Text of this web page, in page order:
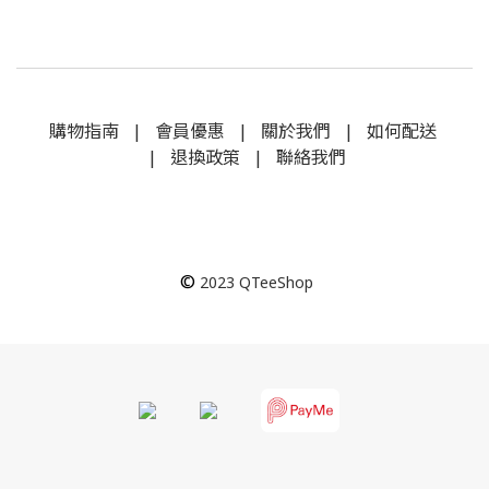
購物指南| 會員優惠 | 關於我們 | 如何配送
| 退換政策 | 聯絡我們
© 2023 QTeeShop